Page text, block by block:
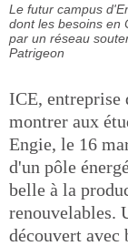
Le futur campus
dont les besoins en
par un réseau
Patrigeon
ICE, entreprise
montrer aux
Engie, le 16
d'un pôle
belle à la
renouvelables.
découvert avec